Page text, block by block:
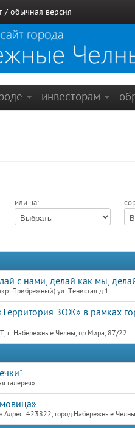
/ обычная версия
инвесторам
или на:
с нами, делай как мы,
Прибрежный) ул. Тенистая д.1
ЗОЖ» в рамках
г. Набережные Челны, пр.Мира, 87/22
галерея»
423822, город Набережные